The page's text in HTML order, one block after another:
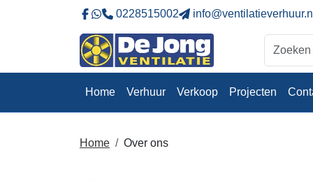
Naar onze Facebookpagina
Stuur ons eeb whatsapp bericht
0228515002 info@ventilatieverhuur.nl
Home Verhuur Verkoop Projecten
Home Over ons